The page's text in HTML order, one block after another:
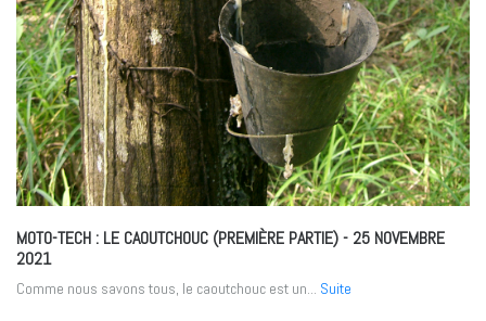
MOTO-TECH : LE CAOUTCHOUC (PREMIÈRE PARTIE)- 25 NOVEMBRE
2021
Comme nous savons tous, le caoutchouc est un... Suite